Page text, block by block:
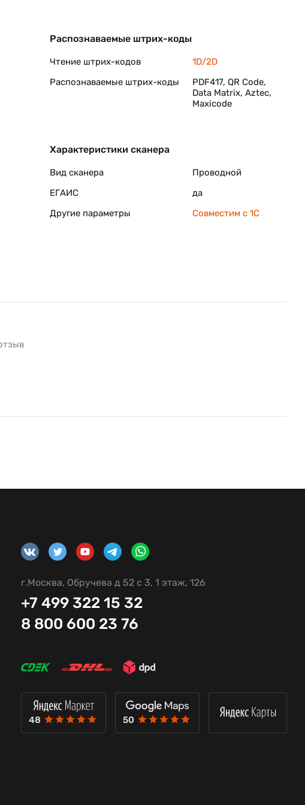
высокой
Распознаваемые штрих-коды
Чтение штрих-кодов
1D/2D
Распознаваемые штрих-коды
PDF417, QR Code,
Data Matrix, Aztec,
Maxicode
Характеристики сканера
Вид сканера
Проводной
ЕГАИС
да
Другие параметры
Совместим с 1C
г.Москва, Обручева д 52 с 3, 1 этаж, 126
+7 499 322 15 32
8 800 600 23 76
48 50